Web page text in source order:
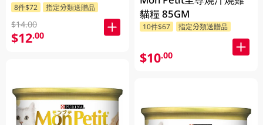
8件$72 指定分類送贈品
$14.00
$12.00
貓糧 85GM
10件$67 指定分類送贈品
$10.00